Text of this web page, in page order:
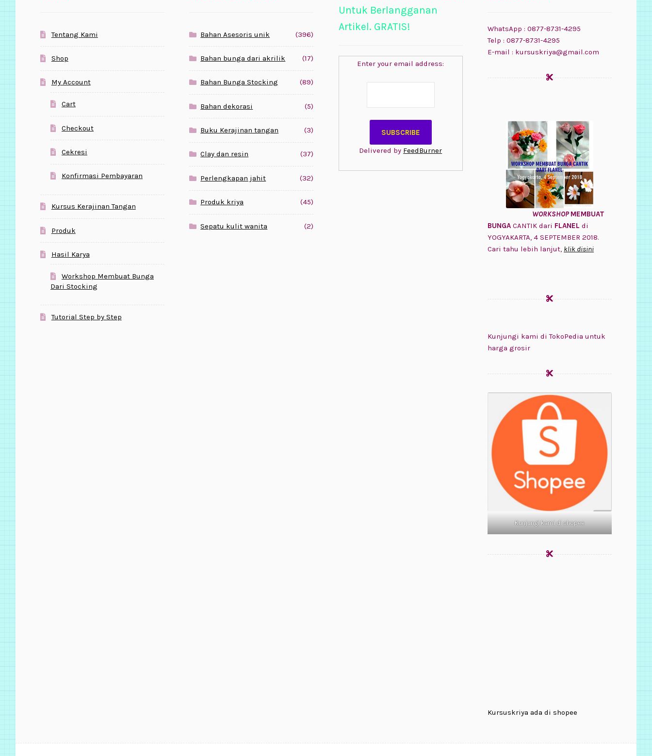
Tentang Kami
Shop
My Account
Cart
Checkout
Cekresi
Konfirmasi Pembayaran
Kursus Kerajinan Tangan
Produk
Hasil Karya
Workshop Membuat Bunga
Dari Stocking
Tutorial Step by Step
Bahan Asesoris unik (396)
Bahan bunga dari akrilik (17)
Bahan Bunga Stocking (89)
Bahan dekorasi (5)
Buku Kerajinan tangan (3)
Clay dan resin (37)
Perlengkapan jahit (32)
Produk kriya (45)
Sepatu kulit wanita (2)
Untuk Berlangganan
Artikel. GRATIS!
Enter your email address:
Delivered by FeedBurner
WhatsApp : 0877-8731-4295
Telp : 0877-8731-4295
E-mail : kursuskriya@gmail.com
WORKSHOP MEMBUAT
BUNGA CANTIK dari FLANEL di
YOGYAKARTA, 4 SEPTEMBER 2018.
Cari tahu lebih lanjut, klik disini
Kunjungi kami di TokoPedia untuk
harga grosir
Kunjungi kami di shopee
Kursuskriya ada di shopee